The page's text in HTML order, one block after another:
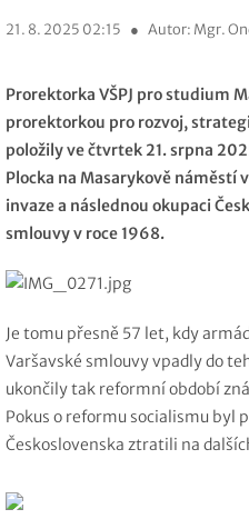
21. 8. 2025 02:15 ● Autor: Mgr.
Prorektorka VŠPJ pro studium
prorektorkou pro rozvoj,
položily ve čtvrtek 21. srpna
Plocka na Masarykově náměstí v
invaze a následnou okupaci
smlouvy v roce 1968.
Je tomu přesně 57 let, kdy
Varšavské smlouvy vpadly do
ukončily tak reformní období
Pokus o reformu socialismu byl
Československa ztratili na